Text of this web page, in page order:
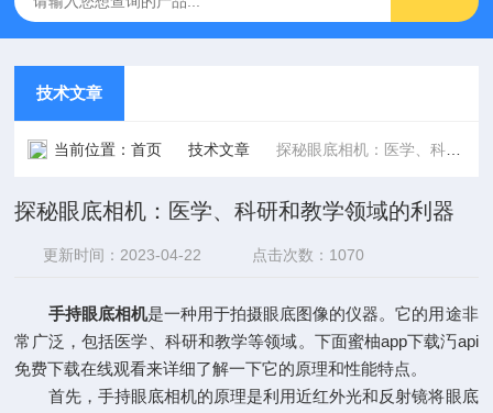
技术文章
当前位置：首页 技术文章 探秘眼底相机：医学、科研和教学领域的利器
探秘眼底相机：医学、科研和教学领域的利器
更新时间：2023-04-22 点击次数：1070
手持眼底相机是一种用于拍摄眼底图像的仪器。它的用途非
常广泛，包括医学、科研和教学等领域。下面蜜柚app下载汅api
免费下载在线观看来详细了解一下它的原理和性能特点。
首先，手持眼底相机的原理是利用近红外光和反射镜将眼底